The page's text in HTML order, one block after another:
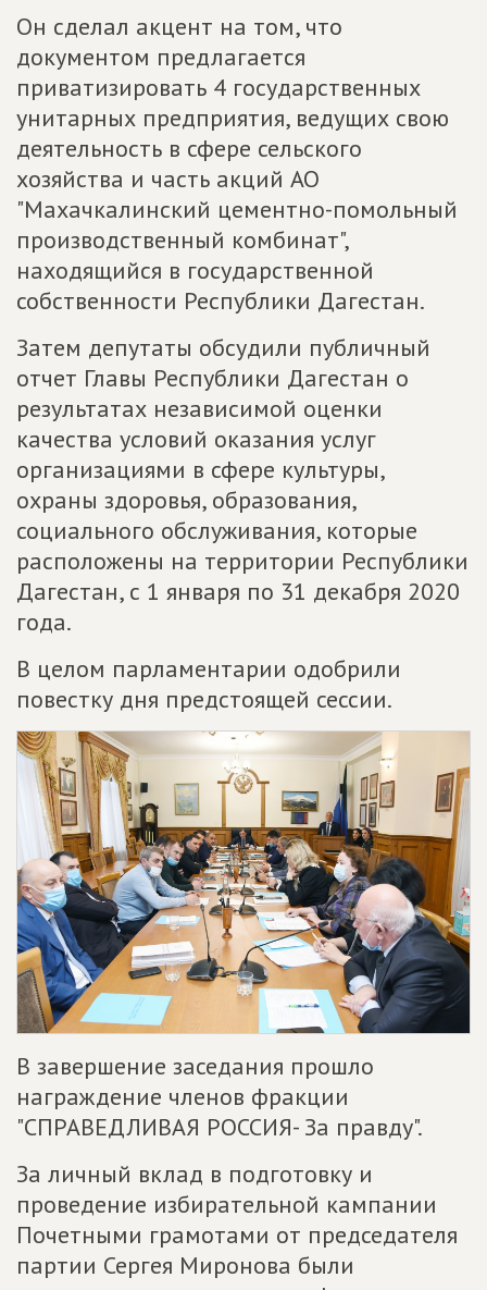
Он сделал акцент на том, что
документом предлагается
приватизировать 4 государственных
унитарных предприятия, ведущих свою
деятельность в сфере сельского
хозяйства и часть акций АО
"Махачкалинский цементно-помольный
производственный комбинат",
находящийся в государственной
собственности Республики Дагестан.
Затем депутаты обсудили публичный
отчет Главы Республики Дагестан о
результатах независимой оценки
качества условий оказания услуг
организациями в сфере культуры,
охраны здоровья, образования,
социального обслуживания, которые
расположены на территории Республики
Дагестан, с 1 января по 31 декабря 2020
года.
В целом парламентарии одобрили
повестку дня предстоящей сессии.
В завершение заседания прошло
награждение членов фракции
"СПРАВЕДЛИВАЯ РОССИЯ- За правду".
За личный вклад в подготовку и
проведение избирательной кампании
Почетными грамотами от председателя
партии Сергея Миронова были